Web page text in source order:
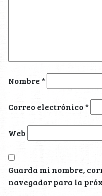
Nombre*
Correo electrónico*
Web
Guarda mi nombre,
navegador para la